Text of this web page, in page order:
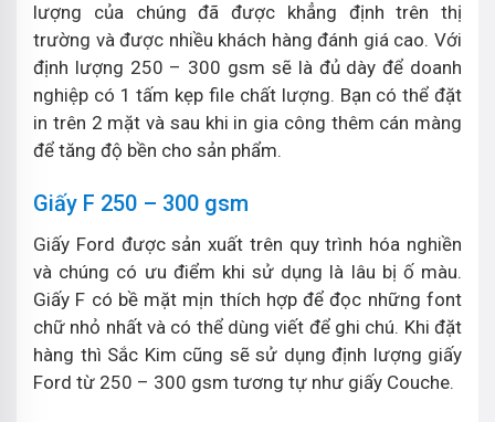
lượng của chúng đã được khẳng định trên thị
trường và được nhiều khách hàng đánh giá cao. Với
định lượng 250 – 300 gsm sẽ là đủ dày để doanh
nghiệp có 1 tấm kẹp file chất lượng. Bạn có thể đặt
in trên 2 mặt và sau khi in gia công thêm cán màng
để tăng độ bền cho sản phẩm.
Giấy F 250 – 300 gsm
Giấy Ford được sản xuất trên quy trình hóa nghiền
và chúng có ưu điểm khi sử dụng là lâu bị ố màu.
Giấy F có bề mặt mịn thích hợp để đọc những font
chữ nhỏ nhất và có thể dùng viết để ghi chú. Khi đặt
hàng thì Sắc Kim cũng sẽ sử dụng định lượng giấy
Ford từ 250 – 300 gsm tương tự như giấy Couche.